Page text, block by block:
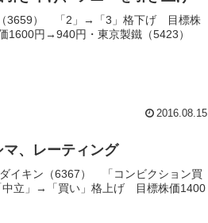
（3659） 「2」→「3」格下げ 目標株
1600円→940円・東京製鐵（5423）
2016.08.15
、レーティング
イキン（6367） 「コンビクション買
立」→「買い」格上げ 目標株価1400